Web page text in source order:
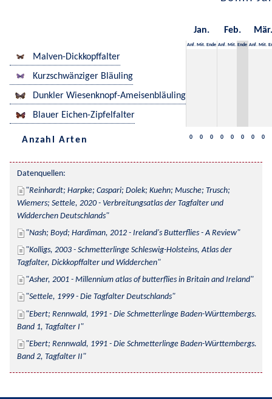
Jan. Feb. Mär.
Anf. Mit. Ende Anf. Mit. Ende Anf. Mit.
Malven-Dickkopffalter
Kurzschwänziger Bläuling
Dunkler Wiesenknopf-Ameisenbläuling
Blauer Eichen-Zipfelfalter
Anzahl Arten 0 0 0 0 0 0 0 0
Datenquellen:
Reinhardt; Harpke; Caspari; Dolek; Kuehn; Musche; Trusch;
Wiemers; Settele, 2020 - Verbreitungsatlas der Tagfalter und
Widderchen Deutschlands
Nash; Boyd; Hardiman, 2012 - Ireland's Butterflies - A Review
Kolligs, 2003 - Schmetterlinge Schleswig-Holsteins, Atlas der
Tagfalter, Dickkopffalter und Widderchen
Asher, 2001 - Millennium atlas of butterflies in Britain and Ireland
Settele, 1999 - Die Tagfalter Deutschlands
Ebert; Rennwald, 1991 - Die Schmetterlinge Baden-Württembergs.
Band 1, Tagfalter I
Ebert; Rennwald, 1991 - Die Schmetterlinge Baden-Württembergs.
Band 2, Tagfalter II